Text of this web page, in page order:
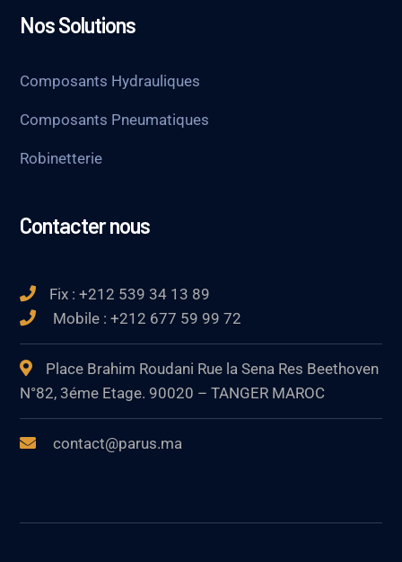
Nos Solutions
Composants Hydrauliques
Composants Pneumatiques
Robinetterie
Contacter nous
Fix : +212 539 34 13 89
Mobile : +212 677 59 99 72
Place Brahim Roudani Rue la Sena Res Beethoven
N°82, 3éme Etage. 90020 – TANGER MAROC
contact@parus.ma